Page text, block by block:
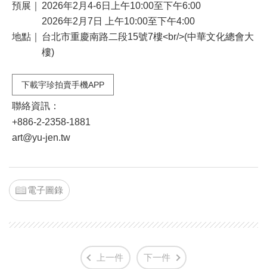
預展｜
2026年2月4-6日上午10:00至下午6:00
2026年2月7日 上午10:00至下午4:00
地點｜
台北市重慶南路二段15號7樓<br/>(中華文化總會大
樓)
下載宇珍拍賣手機APP
聯絡資訊：
+886-2-2358-1881
art@yu-jen.tw
電子圖錄
上一件 下一件